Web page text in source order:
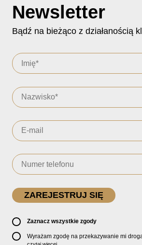
Newsletter
Bądź na bieżąco z działanością
Zaznacz wszystkie zgody
Wyrażam zgodę na przekazywanie mi